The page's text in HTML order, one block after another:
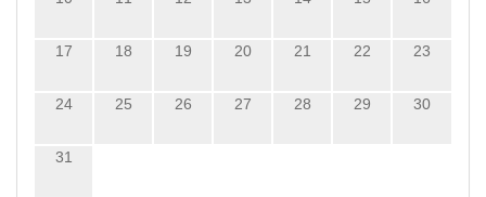
17 18 19 20 21 22 23
24 25 26 27 28 29 30
31